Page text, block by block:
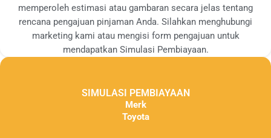
memperoleh estimasi atau gambaran secara jelas tentang
rencana pengajuan pinjaman Anda. Silahkan menghubungi
marketing kami atau mengisi form pengajuan untuk
mendapatkan Simulasi Pembiayaan.
SIMULASI PEMBIAYAAN
Merk
Toyota